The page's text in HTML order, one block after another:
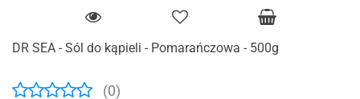
DR SEA - Sól do kąpieli - Pomarańczowa - 500g
(0)